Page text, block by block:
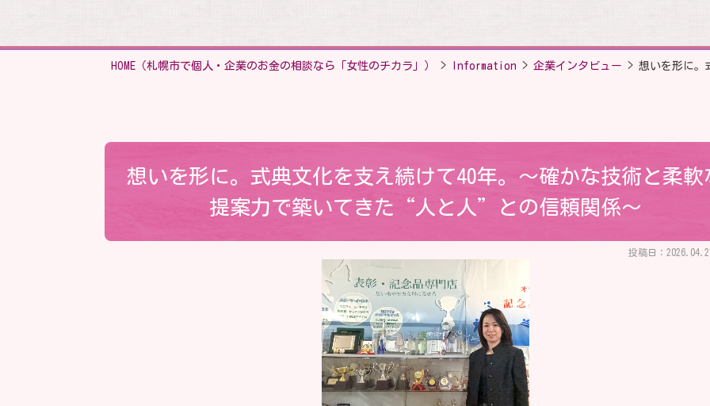
HOME （札幌市で個人・企業のお金の相談なら「女性のチカラ」） > Information > 企業インタビュー > 想いを形に。
想いを形に。式典文化を支え続けて40年。～確かな技術と柔軟
提案力で築いてきた“人と人”との信頼関係～
投稿日：